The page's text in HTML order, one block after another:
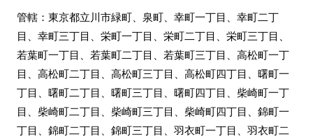
管轄：東京都立川市緑町、泉町、幸町一丁目、幸町二丁
目、幸町三丁目、栄町一丁目、栄町二丁目、栄町三丁目、
若葉町一丁目、若葉町二丁目、若葉町三丁目、高松町一丁
目、高松町二丁目、高松町三丁目、高松町四丁目、曙町一
丁目、曙町二丁目、曙町三丁目、曙町四丁目、柴崎町一丁
目、柴崎町二丁目、柴崎町三丁目、柴崎町四丁目、錦町一
丁目、錦町二丁目、錦町三丁目、羽衣町一丁目、羽衣町二